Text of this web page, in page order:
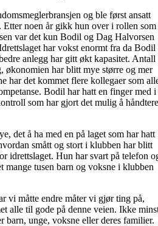
og ble først ansatt
Etter noen år gikk hun over i rollen som
var det kun Bodil og Dag Halvorsen
har vokst enormt fra da Bodil
anlegg har gitt økt kapasitet. Antall
økonomien har blitt mye større og mer
har det kommet flere kollegaer som
Bodil har hatt en finger med i
som har gjort det mulig å håndtere
det å ha med en på laget som har hatt
smått og stort i klubben har blitt
idrettslaget. Hun har svart på telefon
mange tusen barn og voksne i klubben
vi måtte endre måter vi gjør ting på,
alle til gode på denne veien. Ikke
barn, unge, voksne eller deres familier.